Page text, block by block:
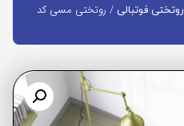
روتختی فوتبالی / روتختی مسی کد